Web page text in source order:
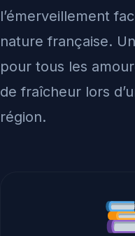
l’émerveillement
nature française.
pour tous les
de fraîcheur lors
région.